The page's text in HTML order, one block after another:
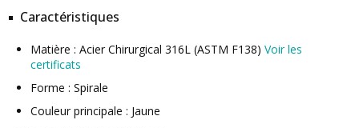
Caractéristiques
Matière : Acier Chirurgical 316L (ASTM F138) Voir les
certificats
Forme : Spirale
Couleur principale : Jaune